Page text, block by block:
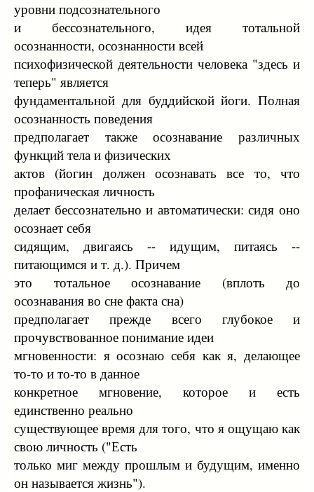
уровни подсознательного
и бессознательного, идея тотальной
осознанности, осознанности всей
психофизической деятельности человека "здесь и
теперь" является
фундаментальной для буддийской йоги. Полная
осознанность поведения
предполагает также осознавание различных
функций тела и физических
актов (йогин должен осознавать все то, что
профаническая личность
делает бессознательно и автоматически: сидя оно
осознает себя
сидящим, двигаясь -- идущим, питаясь --
питающимся и т. д.). Причем
это тотальное осознавание (вплоть до
осознавания во сне факта сна)
предполагает прежде всего глубокое и
прочувствованное понимание идеи
мгновенности: я осознаю себя как я, делающее
то-то и то-то в данное
конкретное мгновение, которое и есть
единственно реально
существующее время для того, что я ощущаю как
свою личность ("Есть
только миг между прошлым и будущим, именно
он называется жизнь").